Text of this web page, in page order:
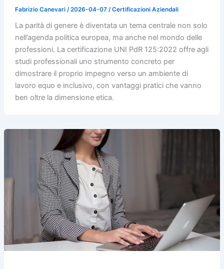
Fabrizio Canevari /2026-04-07 /Certificazioni Aziendali
La parità di genere è diventata un tema centrale non solo
nell’agenda politica europea, ma anche nel mondo delle
professioni. La certificazione UNI PdR 125:2022 offre agli
studi professionali uno strumento concreto per
dimostrare il proprio impegno verso un ambiente di
lavoro equo e inclusivo, con vantaggi pratici che vanno
ben oltre la dimensione etica.